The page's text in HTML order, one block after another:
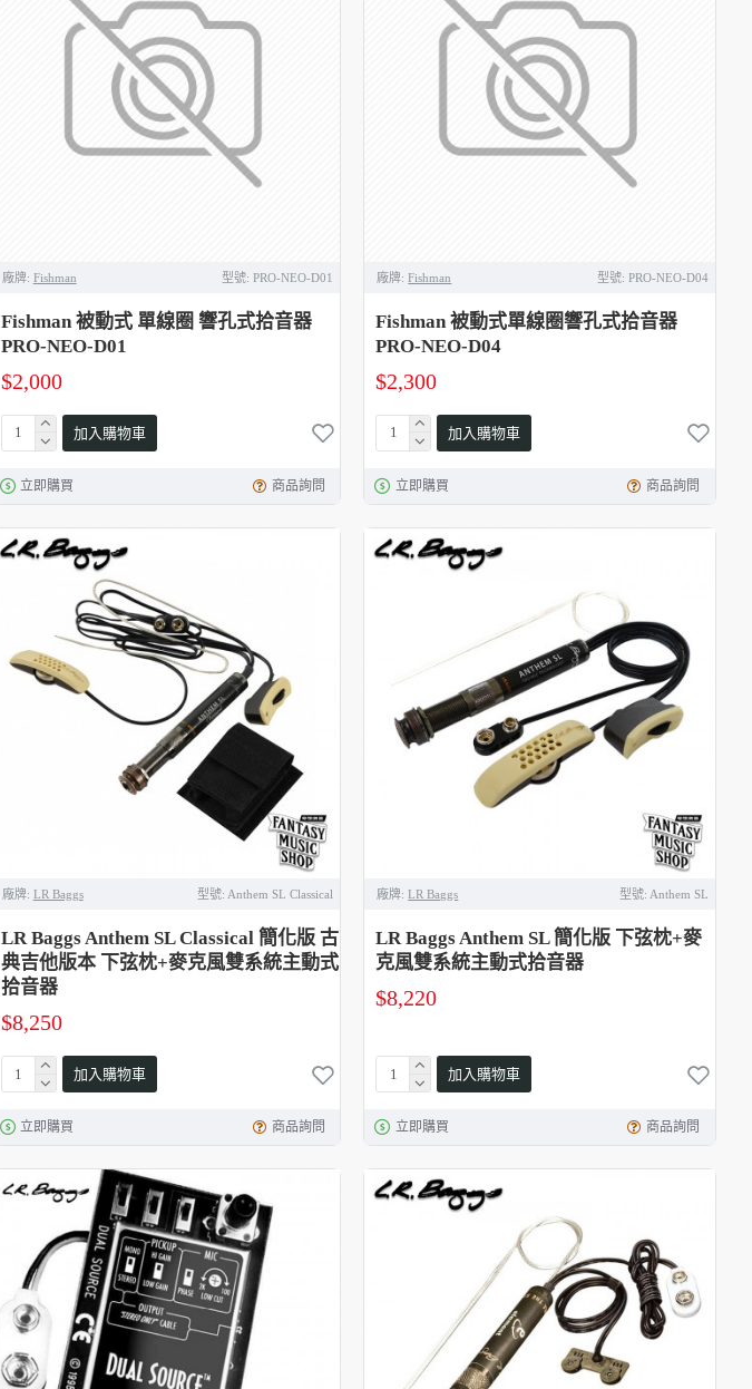
廠牌: Fishman 型號: PRO-NEO-D01
Fishman 被動式 單線圈 響孔式拾音器
PRO-NEO-D01
$2,000
加入購物車
立即購買 商品詢問
廠牌: Fishman 型號: PRO-NEO-D04
Fishman 被動式單線圈響孔式拾音器
PRO-NEO-D04
$2,300
加入購物車
立即購買 商品詢問
廠牌: LR Baggs 型號: Anthem SL Classical
LR Baggs Anthem SL Classical 簡化版 古
典吉他版本 下弦枕+麥克風雙系統主動式
拾音器
$8,250
加入購物車
立即購買 商品詢問
廠牌: LR Baggs 型號: Anthem SL
LR Baggs Anthem SL 簡化版 下弦枕+麥
克風雙系統主動式拾音器
$8,220
加入購物車
立即購買 商品詢問